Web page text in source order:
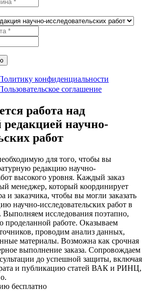
конфиденциальности
соглашение
работа над
редакцией научно-
работ
для того, чтобы вы
редакцию научно-
высокого уровня. Каждый заказ
менеджер, который координирует
и заказчика, чтобы вы могли заказать
научно-исследовательских работ в
Выполняем исследования поэтапно,
проделанной работе. Оказываем
проводим анализ данных,
материалы. Возможна как срочная
выполнение заказа. Сопровождаем
до успешной защиты, включая
и публикацию статей ВАК и РИНЦ,
бесплатно